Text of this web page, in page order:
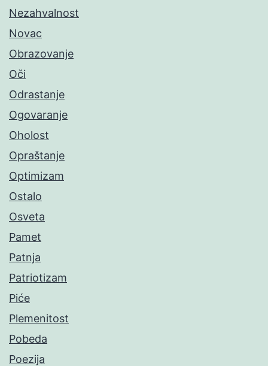
Nezahvalnost
Novac
Obrazovanje
Oči
Odrastanje
Ogovaranje
Oholost
Opraštanje
Optimizam
Ostalo
Osveta
Pamet
Patnja
Patriotizam
Piće
Plemenitost
Pobeda
Poezija